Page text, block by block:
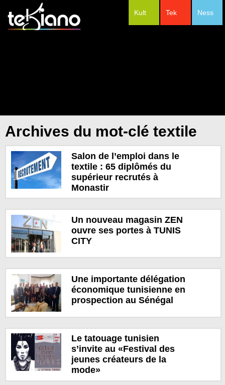
Ness
Tek
Kult
Archives du mot-clé textile
Salon de l’emploi dans le
textile : 65 diplômés du
supérieur recrutés à
Monastir
Un nouveau magasin ZEN
ouvre ses portes à TUNIS
CITY
Une importante délégation
économique tunisienne en
prospection au Sénégal
Le tatouage tunisien
s’invite au «Festival des
jeunes créateurs de la
mode»